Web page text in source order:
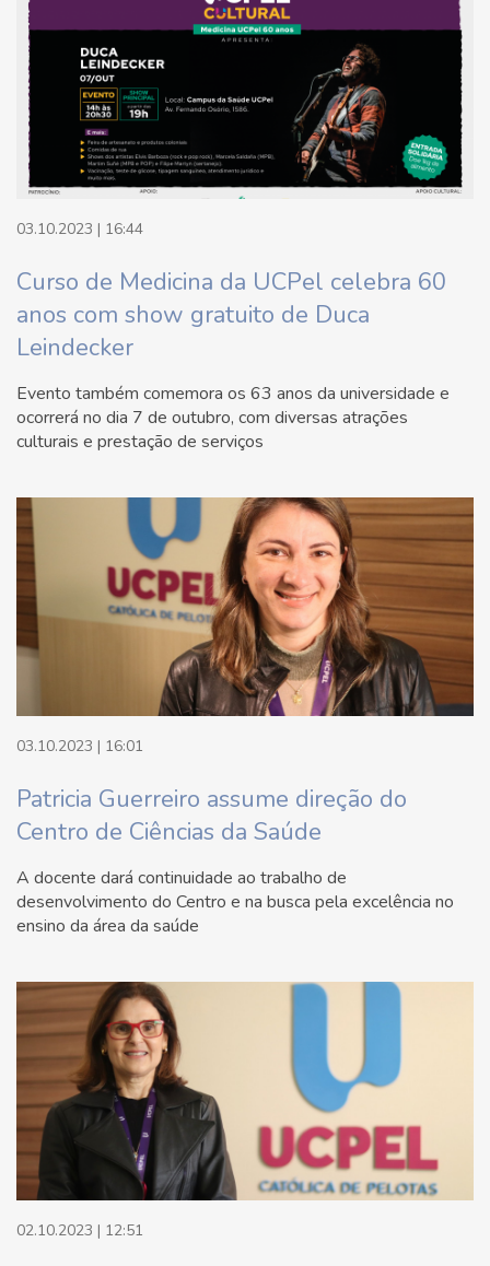
03.10.2023 | 16:44
Curso de Medicina da UCPel celebra 60
anos com show gratuito de Duca
Leindecker
Evento também comemora os 63 anos da universidade e
ocorrerá no dia 7 de outubro, com diversas atrações
culturais e prestação de serviços
03.10.2023 | 16:01
Patricia Guerreiro assume direção do
Centro de Ciências da Saúde
A docente dará continuidade ao trabalho de
desenvolvimento do Centro e na busca pela excelência no
ensino da área da saúde
02.10.2023 | 12:51